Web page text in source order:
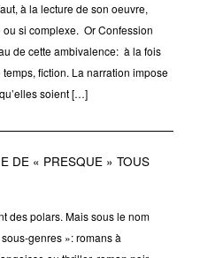
à la lecture de son oeuvre,
si complexe. Or Confession
de cette ambivalence: à la fois
fiction. La narration impose
soient […]
DE « PRESQUE » TOUS
des polars. Mais sous le nom
genres »: romans à